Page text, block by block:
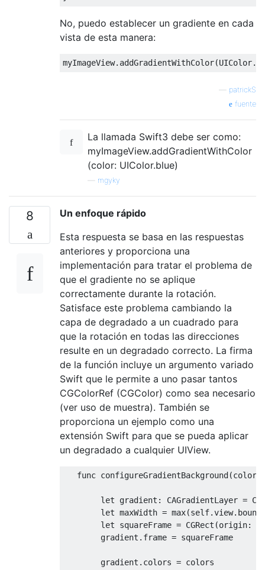
No, puedo establecer un gradiente en cada
vista de esta manera:
myImageView. addGradientWithColor(UIColor.
patrickS
fuente
La llamada Swift3 debe ser como:
myImageView.addGradientWithColor
(color: UIColor.blue)
mgyky
8
Un enfoque rápido
Esta respuesta se basa en las respuestas
anteriores y proporciona una
implementación para tratar el problema de
que el gradiente no se aplique
correctamente durante la rotación.
Satisface este problema cambiando la
capa de degradado a un cuadrado para
que la rotación en todas las direcciones
resulte en un degradado correcto. La firma
de la función incluye un argumento variado
Swift que le permite a uno pasar tantos
CGColorRef (CGColor) como sea necesario
(ver uso de muestra). También se
proporciona un ejemplo como una
extensión Swift para que se pueda aplicar
un degradado a cualquier UIView.
   func configureGradientBackground
(colors
let gradient : CAGradientLayer =
let maxWidth = max(self.view.
let squareFrame = CGRect (origin:
        gradient
. frame = squareFrame
        gradient
. colors = colors